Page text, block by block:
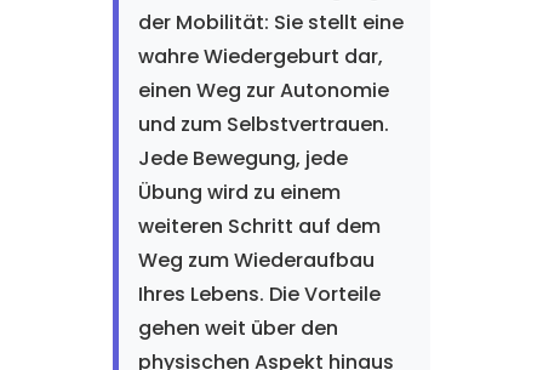
der Mobilität: Sie stellt eine
wahre Wiedergeburt dar,
einen Weg zur Autonomie
und zum Selbstvertrauen.
Jede Bewegung, jede
Übung wird zu einem
weiteren Schritt auf dem
Weg zum Wiederaufbau
Ihres Lebens. Die Vorteile
gehen weit über den
physischen Aspekt hinaus